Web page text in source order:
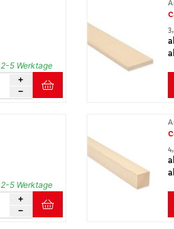
2-5 Werktage
2-5 Werktage